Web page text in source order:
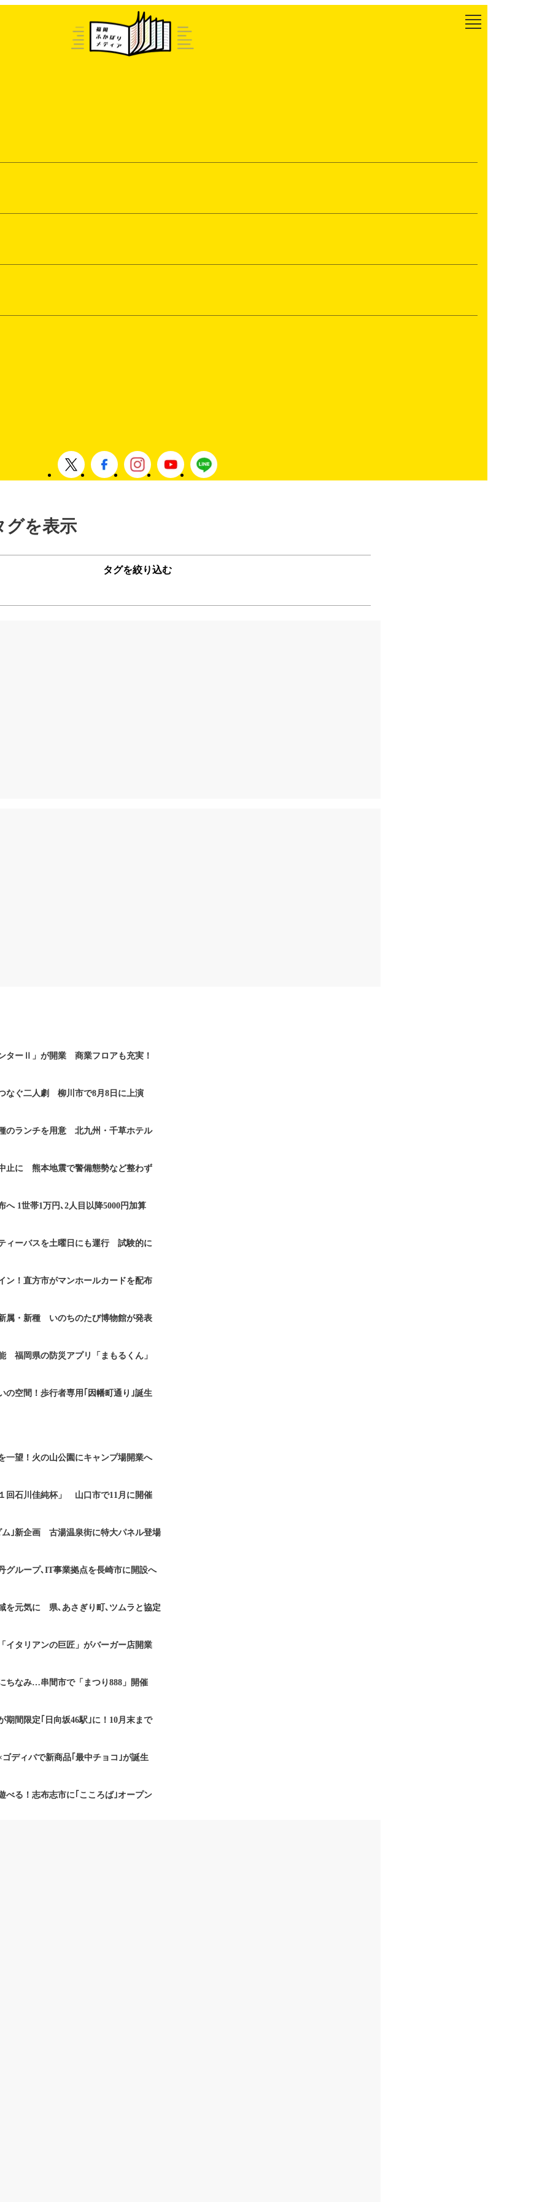
グを表示
タグを絞り込む
ターⅡ」が開業 商業フロアも充実！
なぐ二人劇 柳川市で8月8日に上演
のランチを用意 北九州・千草ホテル
止に 熊本地震で警備態勢など整わず
へ 1世帯1万円､2人目以降5000円加算
ィーバスを土曜日にも運行 試験的に
ン！直方市がマンホールカードを配布
属・新種 いのちのたび博物館が発表
福岡県の防災アプリ「まもるくん」
の空間！歩行者専用｢因幡町通り｣誕生
一望！火の山公園にキャンプ場開業へ
回石川佳純杯」 山口市で11月に開催
ム｣新企画 古湯温泉街に特大パネル登場
グループ､IT事業拠点を長崎市に開設へ
を元気に 県､あさぎり町､ツムラと協定
イタリアンの巨匠」がバーガー店開業
ちなみ…串間市で「まつり888」開催
期間限定｢日向坂46駅｣に！10月末まで
ディバで新商品｢最中チョコ｣が誕生
べる！志布志市に｢こころば｣オープン